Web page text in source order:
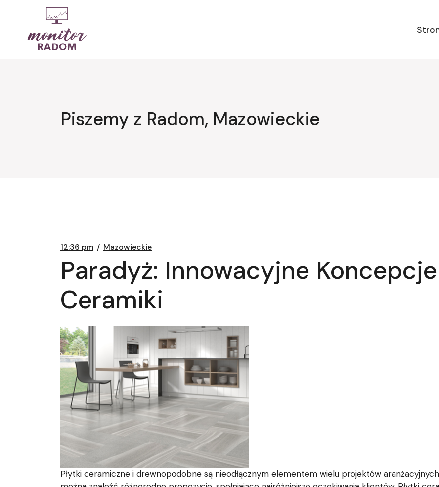
Piszemy z Radom, Mazowieckie
12:36 pm Mazowieckie
Paradyż: Innowacyjne
Ceramiki
Płytki ceramiczne i drewnopodobne są nieodłącznym elementem wielu projektów